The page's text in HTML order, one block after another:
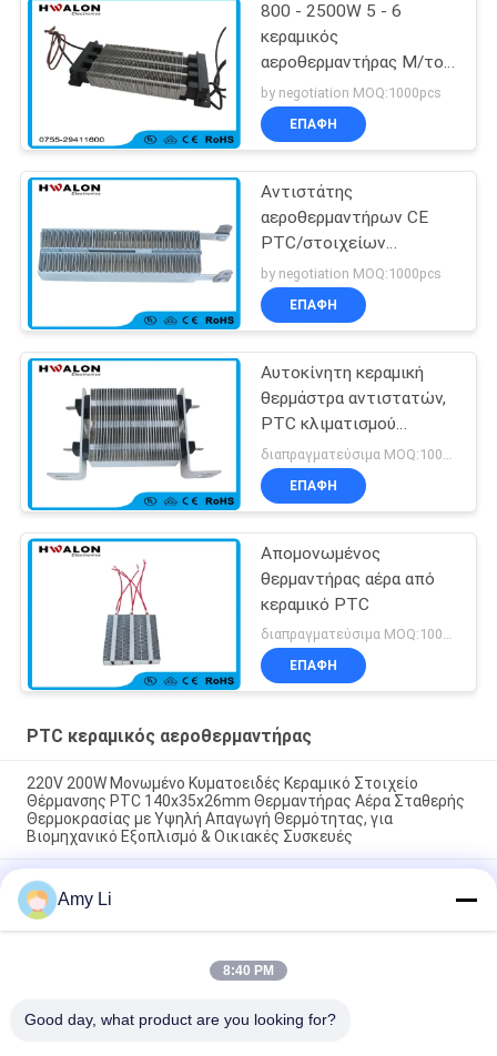
800 - 2500W 5 - 6
κεραμικός
αεροθερμαντήρας Μ/του
S 220v Ptc για το
αυτόματο κλιματιστικό
μηχάνημα
by negotiation MOQ:1000pcs
ΕΠΑΦΉ
Αντιστάτης
αεροθερμαντήρων CE
PTC/στοιχείων
θέρμανσης για τη
θερμοστάτη θέρμανσης
πατωμάτων
by negotiation MOQ:1000pcs
ΕΠΑΦΉ
Αυτοκίνητη κεραμική
θερμάστρα αντιστατών,
PTC κλιματισμού
αυτοκινήτων ηλεκτρική
θερμάστρα
ΕΠΑΦΉ
Απομονωμένος
θερμαντήρας αέρα από
κεραμικό PTC
διαπραγματεύσιμα MOQ:1000pcs
ΕΠΑΦΉ
PTC κεραμικός αεροθερμαντήρας
220V 200W Μονωμένο Κυματοειδές Κεραμικό Στοιχείο
Θέρμανσης PTC 140x35x26mm Θερμαντήρας Αέρα Σταθερής
Θερμοκρασίας με Υψηλή Απαγωγή Θερμότητας, για
Βιομηχανικό Εξοπλισμό & Οικιακές Συσκευές
Ενέργεια εξοικονόμηση δωματίου PTC αυτοκίνητο
αεραγωγός θερμαντήρα σταθερή θερμοκρασία θέρμανση
θερμαντήρα αέρα στοιχείο ασφαλές σπίτι
48V 200w 75x76x26mm ptc κεραμικό ανεμιστήρα
θερμαντήρα θερμαντικού στοιχείου για συστήματα
Amy Li
8:40 PM
Good day, what product are you looking for?